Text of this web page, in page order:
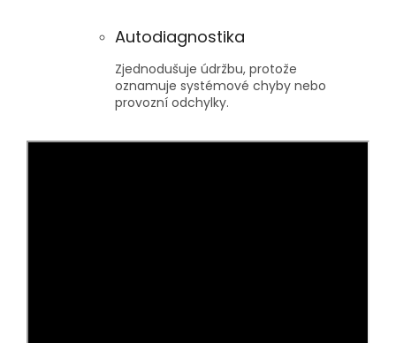
Autodiagnostika
Zjednodušuje údržbu, protože
oznamuje systémové chyby nebo
provozní odchylky.